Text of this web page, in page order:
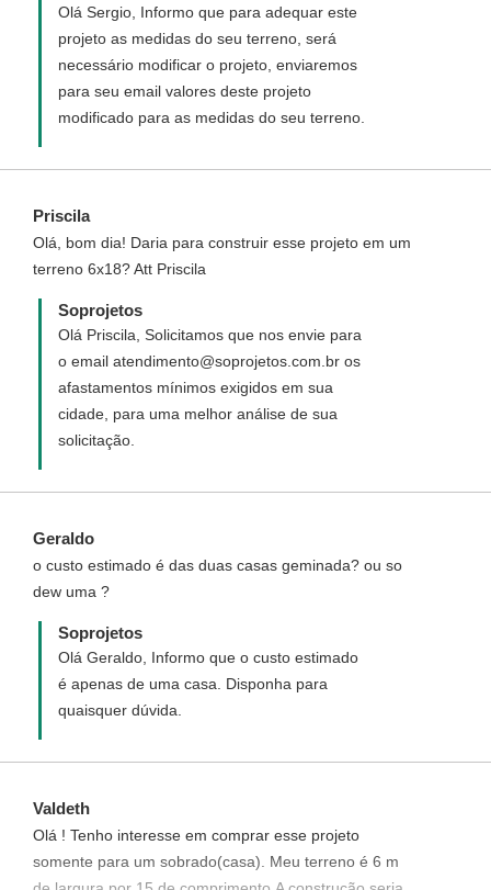
Olá Sergio, Informo que para adequar este
projeto as medidas do seu terreno, será
necessário modificar o projeto, enviaremos
para seu email valores deste projeto
modificado para as medidas do seu terreno.
Priscila
Olá, bom dia! Daria para construir esse projeto em um
terreno 6x18? Att Priscila
Soprojetos
Olá Priscila, Solicitamos que nos envie para
o email atendimento@soprojetos.com.br os
afastamentos mínimos exigidos em sua
cidade, para uma melhor análise de sua
solicitação.
Geraldo
o custo estimado é das duas casas geminada? ou so
dew uma ?
Soprojetos
Olá Geraldo, Informo que o custo estimado
é apenas de uma casa. Disponha para
quaisquer dúvida.
Valdeth
Olá ! Tenho interesse em comprar esse projeto
somente para um sobrado(casa). Meu terreno é 6 m